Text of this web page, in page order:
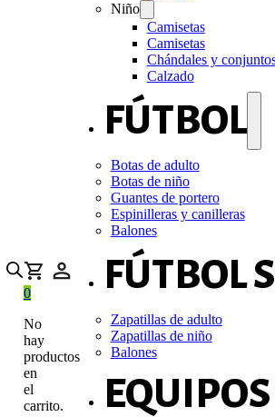
0
No
hay
productos
en
el
carrito.
Niño
Camisetas
Camisetas
Chándales y
Calzado
FÚTBOL
Botas de adulto
Botas de niño
Guantes de portero
Espinilleras y canilleras
Balones
FÚTBOL
Zapatillas de adulto
Zapatillas de niño
Balones
EQUIPOS